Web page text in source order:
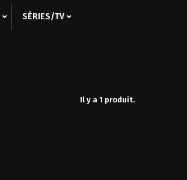
SÉRIES/TV
Il y a 1 produit.